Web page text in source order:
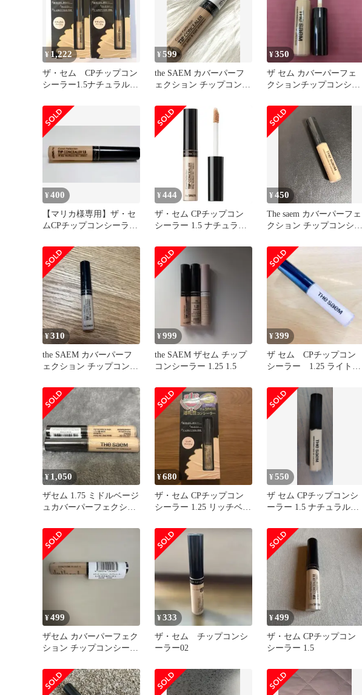
¥ 1,222
ザ・セム CPチップコン
シーラー1.5ナチュラルベ
¥599
the SAEM カバーパーフ
ェクション チップコンシ
¥350
ザ セム カバーパーフェ
クションチップコンシー
¥400
【マリカ様専用】ザ・セ
ムCPチップコンシーラ
¥ 444
ザ・セム CPチップコン
シーラー 1.5 ナチュラル
¥450
The saem カバーパーフェ
クション チップコンシー
¥310
the SAEM カバーパーフ
ェクション チップコンシ
¥999
the SAEM ザセム チップ
コンシーラー 1.25 1.5
¥399
ザ セム CPチップコン
シーラー 1.25 ライトベ
¥1,050
ザセム 1.75 ミドルベージ
ュカバーパーフェクショ
本
¥680
ザ・セム CPチップコン
シーラー 1.25 リッチベー
¥550
ザ セム CPチップコンシ
ーラー 1.5 ナチュラルベ
¥499
ザセム カバーパーフェク
ション チップコンシーラ
¥333
ザ・セム チップコンシ
ーラー02
¥499
ザ・セム CPチップコン
シーラー 1.5